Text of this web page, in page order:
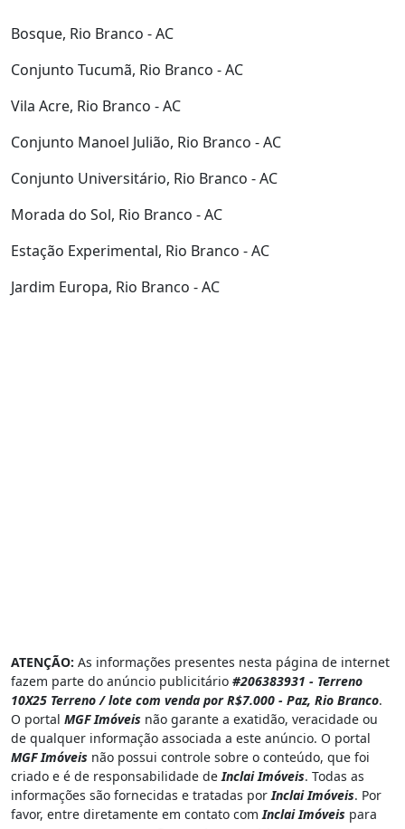
Bosque, Rio Branco - AC
Conjunto Tucumã, Rio Branco - AC
Vila Acre, Rio Branco - AC
Conjunto Manoel Julião, Rio Branco - AC
Conjunto Universitário, Rio Branco - AC
Morada do Sol, Rio Branco - AC
Estação Experimental, Rio Branco - AC
Jardim Europa, Rio Branco - AC
ATENÇÃO: As informações presentes nesta página de internet
fazem parte do anúncio publicitário #206383931 - Terreno
10X25 Terreno / lote com venda por R$7.000 - Paz, Rio Branco.
O portal MGF Imóveis não garante a exatidão, veracidade ou
de qualquer informação associada a este anúncio. O portal
MGF Imóveis não possui controle sobre o conteúdo, que foi
criado e é de responsabilidade deInclai Imóveis. Todas as
informações são fornecidas e tratadas porInclai Imóveis. Por
favor, entre diretamente em contato comInclai Imóveis para